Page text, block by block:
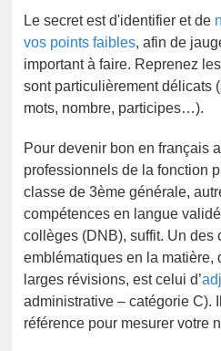
Le secret est d'identifier et de
vos points faibles, afin de
important à faire. Reprenez
sont particulièrement délicats
mots, nombre, participes…).
Pour devenir bon en français
professionnels de la fonction
classe de 3ème générale,
compétences en langue
collèges (DNB), suffit. Un des
emblématiques en la matière,
larges révisions, est celui d’
administrative – catégorie C).
référence pour mesurer votre